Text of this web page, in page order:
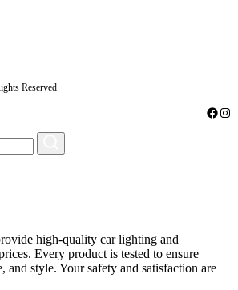
Reserved
high-quality car lighting and
Every product is tested to ensure
and style. Your safety and satisfaction are